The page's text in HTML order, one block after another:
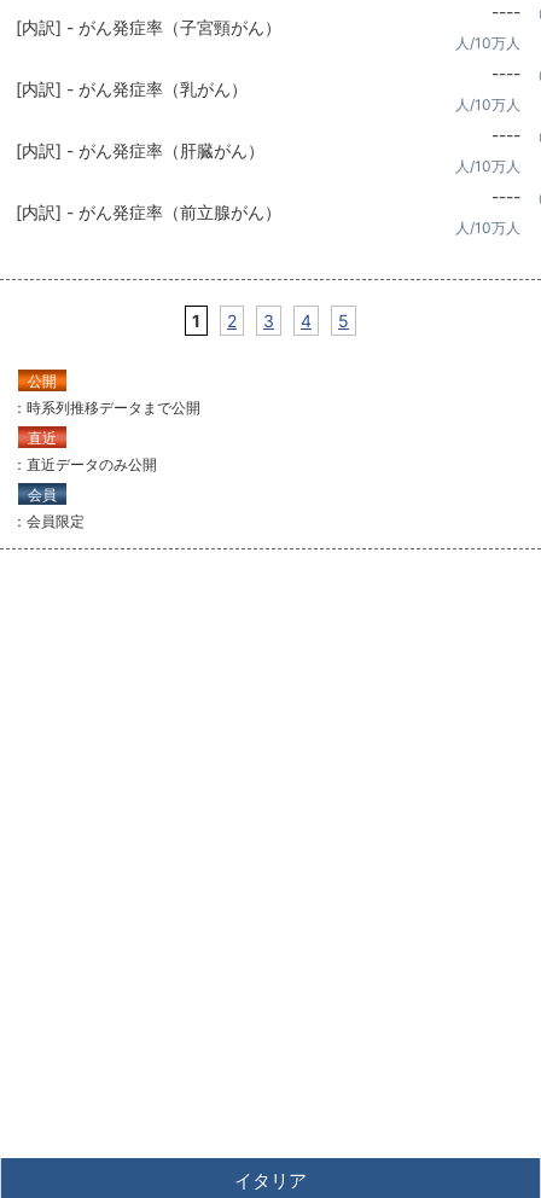
[内訳] - がん発症率（子宮頸がん）
----
人/10万人
[内訳] - がん発症率（乳がん）
----
人/10万人
[内訳] - がん発症率（肝臓がん）
----
人/10万人
[内訳] - がん発症率（前立腺がん）
----
人/10万人
1 2 3 4 5
公開
：時系列推移データまで公開
直近
：直近データのみ公開
会員
：会員限定
イタリア